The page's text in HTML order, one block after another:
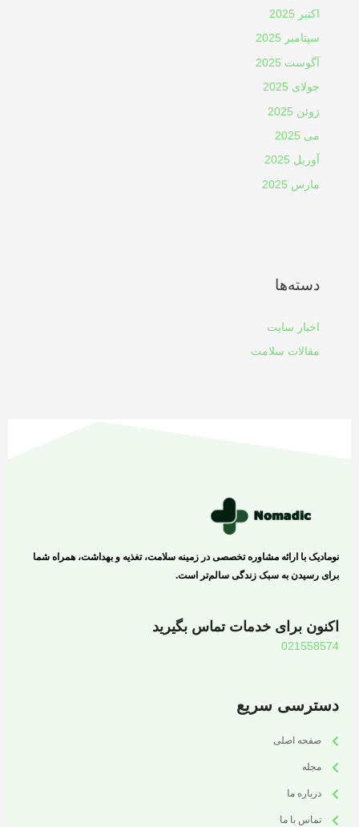
اکتبر 2025
سپتامبر 2025
آگوست 2025
جولای 2025
ژوئن 2025
می 2025
آوریل 2025
مارس 2025
دسته‌ها
اخبار سایت
مقالات سلامت
نومادیک با ارائه مشاوره تخصصی در زمینه سلامت، تغذیه و بهداشت، همراه شما
برای رسیدن به سبک زندگی سالم‌تر است.
اکنون برای خدمات تماس بگیرید
021558574
دسترسی سریع
صفحه اصلی
مجله
درباره ما
تماس با ما